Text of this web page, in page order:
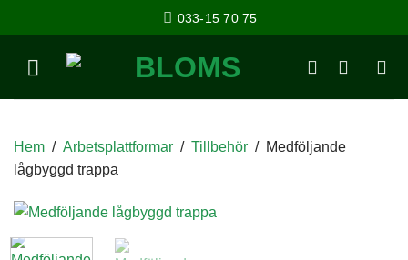
033-15 70 75
Hem / Arbetsplattformar / Tillbehör / Medföljande
lågbyggd trappa